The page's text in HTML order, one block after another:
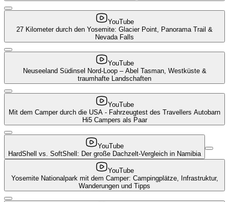
YouTube
27 Kilometer durch den Yosemite: Glacier Point, Panorama Trail &
Nevada Falls
YouTube
Neuseeland Südinsel Nord-Loop – Abel Tasman, Westküste &
traumhafte Landschaften
YouTube
Mit dem Camper durch die USA - Fahrzeugtest des Travellers Autobarn
Hi5 Campers als Paar
YouTube
HardShell vs. SoftShell: Der große Dachzelt-Vergleich in Namibia
YouTube
Yosemite Nationalpark mit dem Camper: Campingplätze, Infrastruktur,
Wanderungen und Tipps